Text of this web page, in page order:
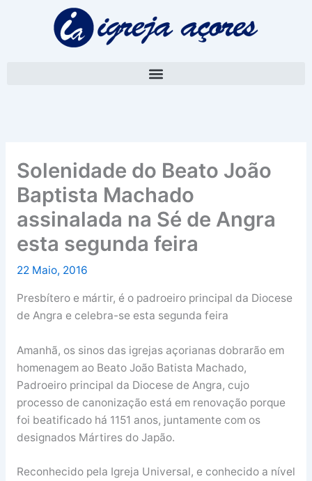
Solenidade do Beato João
Baptista Machado
assinalada na Sé de Angra
esta segunda feira
22 Maio, 2016
Presbítero e mártir, é o padroeiro principal da Diocese
de Angra e celebra-se esta segunda feira
Amanhã, os sinos das igrejas açorianas dobrarão em
homenagem ao Beato João Batista Machado,
Padroeiro principal da Diocese de Angra, cujo
processo de canonização está em renovação porque
foi beatificado há 1151 anos, juntamente com os
designados Mártires do Japão.
Reconhecido pela Igreja Universal, e conhecido a nível